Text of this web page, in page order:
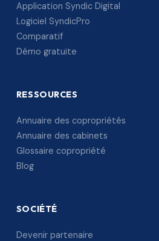
Application Syndic Digital
Logiciel SyndicPro
Comparatif
Démo gratuite
RESSOURCES
Annuaire des copropriétés
Annuaire des cabinets
Glossaire copropriété
Blog
SOCIÉTÉ
Devenir partenaire